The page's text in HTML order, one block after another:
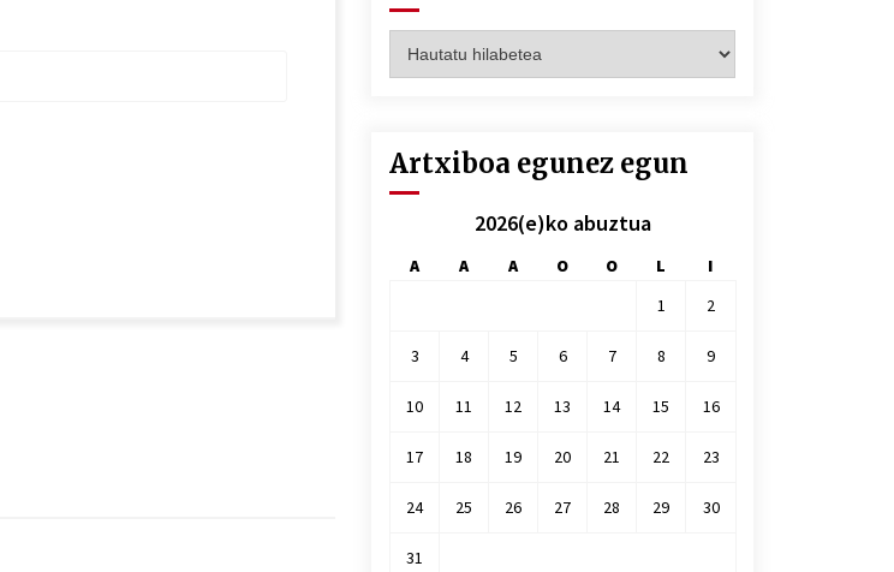
hilez
Artxiboa egunez egun
2026(e)ko abuztua
A A A O O L
I
1
2
3 4 5 6 7 8 9
10 11 12 13 14 15 16
17 18 19 20 21 22 23
24 25 26 27 28 29 30
31